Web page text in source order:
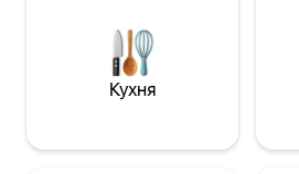
Кухня